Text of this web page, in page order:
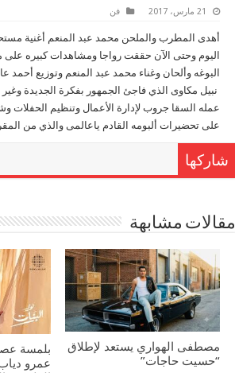
21 مارس، 2017 فن
أهدى المطرب والملحن محمد عبد المنعم أغنية
اليوم وحتى الآن حققت رواجا ومشاهدات كبيره على
البوغه وألحان وغناء محمد عبد المنعم وتوزيع
نبيل مكاوى الذي فاجئ الجمهور بفكرة الجديدة
عمله السقا جروب لإدارة الأعمال وتنظيم الحفلات
على تحضيرات ألبومه القادم ياعالمى والذي من
شاركها
مقالات مشابهة
مصطفى الهواري يستعد لإطلاق
“حسيت حاجات”
بلمسة
عمرو